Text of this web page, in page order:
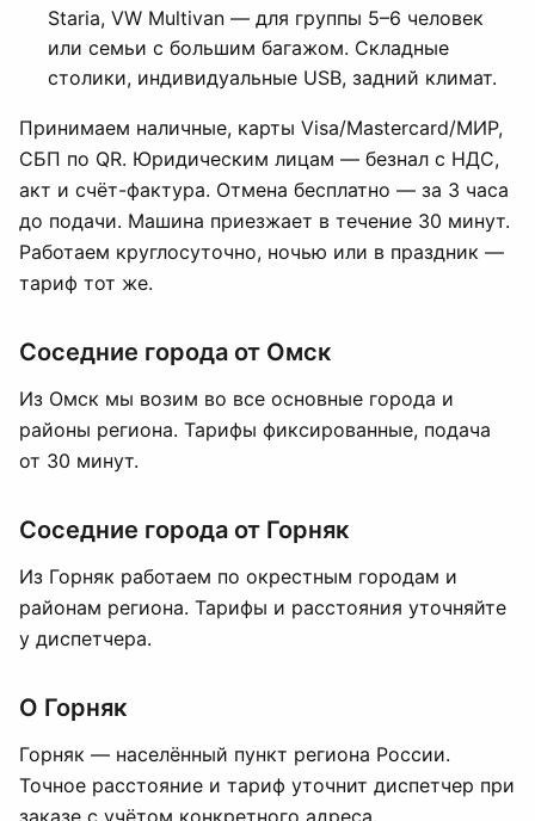
Staria, VW Multivan — для группы 5–6 человек
или семьи с большим багажом. Складные
столики, индивидуальные USB, задний климат.
Принимаем наличные, карты Visa/Mastercard/МИР,
СБП по QR. Юридическим лицам — безнал с НДС,
акт и счёт-фактура. Отмена бесплатно — за 3 часа
до подачи. Машина приезжает в течение 30 минут.
Работаем круглосуточно, ночью или в праздник —
тариф тот же.
Соседние города от Омск
Из Омск мы возим во все основные города и
районы региона. Тарифы фиксированные, подача
от 30 минут.
Соседние города от Горняк
Из Горняк работаем по окрестным городам и
районам региона. Тарифы и расстояния уточняйте
у диспетчера.
О Горняк
Горняк — населённый пункт региона России.
Точное расстояние и тариф уточнит диспетчер при
заказе с учётом конкретного адреса.